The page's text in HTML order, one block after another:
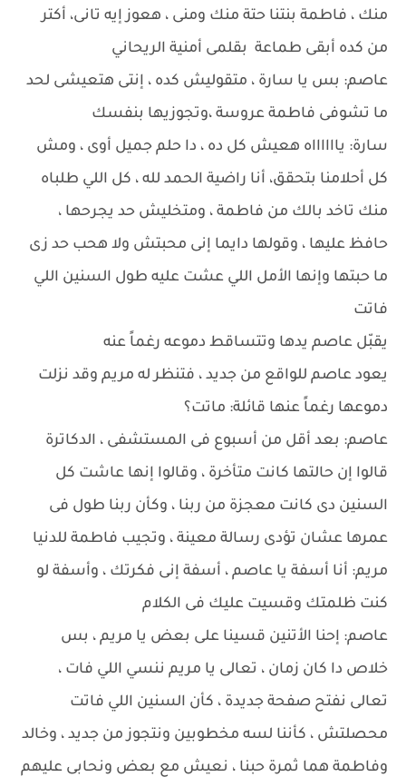
منك ، فاطمة بنتنا حتة منك ومنى ، هعوز إيه تانى، أكتر
من كده أبقى طماعة بقلمى أمنية الريحاني
عاصم: بس يا سارة ، متقوليش كده ، إنتى هتعيشى لحد
ما تشوفى فاطمة عروسة ،وتجوزيها بنفسك
سارة: يااااااه هعيش كل ده ، دا حلم جميل أوى ، ومش
كل أحلامنا بتحقق، أنا راضية الحمد لله ، كل اللي طلباه
منك تاخد بالك من فاطمة ، ومتخليش حد يجرحها ،
حافظ عليها ، وقولها دايما إنى محبتش ولا هحب حد زى
ما حبتها وإنها الأمل اللي عشت عليه طول السنين اللي
فاتت
يقبّل عاصم يدها وتتساقط دموعه رغماً عنه
يعود عاصم للواقع من جديد ، فتنظر له مريم وقد نزلت
دموعها رغماً عنها قائلة: ماتت؟
عاصم: بعد أقل من أسبوع فى المستشفى ، الدكاترة
قالوا إن حالتها كانت متأخرة ، وقالوا إنها عاشت كل
السنين دى كانت معجزة من ربنا ، وكأن ربنا طول فى
عمرها عشان تؤدى رسالة معينة ، وتجيب فاطمة للدنيا
مريم: أنا أسفة يا عاصم ، أسفة إنى فكرتك ، وأسفة لو
كنت ظلمتك وقسيت عليك فى الكلام
عاصم: إحنا الأتنين قسينا على بعض يا مريم ، بس
خلاص دا كان زمان ، تعالى يا مريم ننسي اللي فات ،
تعالى نفتح صفحة جديدة ، كأن السنين اللي فاتت
محصلتش ، كأننا لسه مخطوبين ونتجوز من جديد ، وخالد
وفاطمة هما ثمرة حبنا ، نعيش مع بعض ونحابى عليهم